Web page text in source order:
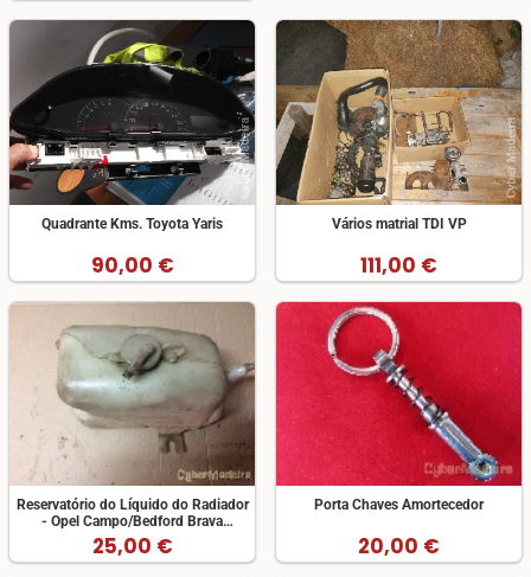
Quadrante Kms. Toyota Yaris
90,00 €
Vários matrial TDI VP
111,00 €
Reservatório do Líquido do Radiador
- Opel Campo/Bedford Brava
2.5D/2.5TD
25,00 €
Porta Chaves Amortecedor
20,00 €